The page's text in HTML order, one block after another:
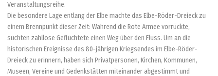
Veranstaltungsreihe.
Die besondere Lage entlang der Elbe machte das Elbe-Röder-Dreieck zu
einem Brennpunkt dieser Zeit: Während die Rote Armee vorrückte,
suchten zahllose Geflüchtete einen Weg über den Fluss. Um an die
historischen Ereignisse des 80-jährigen Kriegsendes im Elbe-Röder-
Dreieck zu erinnern, haben sich Privatpersonen, Kirchen, Kommunen,
Museen, Vereine und Gedenkstätten miteinander abgestimmt und